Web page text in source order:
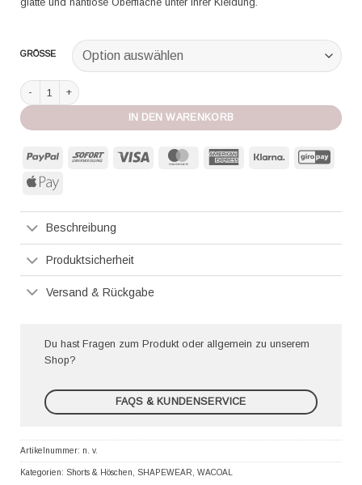
glatte und nahtlose Oberfläche unter Ihrer Kleidung.
GRÖSSE
Wacoal Shapewear Miederhose schwarz Menge
IN DEN WARENKORB
PayPal Sofort MasterCard American
Klarna
Apple
Beschreibung
Produktsicherheit
Versand & Rückgabe
Du hast Fragen zum Produkt oder allgemein zu unserem
Shop?
FAQS & KUNDENSERVICE
Artikelnummer: n. v.
Kategorien: Shorts & Höschen SHAPEWEAR WACOAL